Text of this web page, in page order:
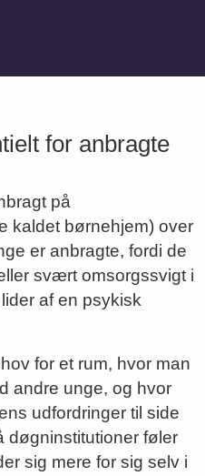
for anbragte
på
kaldet børnehjem) over
er anbragte, fordi de
svært omsorgssvigt i
af en psykisk
for et rum, hvor man
andre unge, og hvor
udfordringer til side
døgninstitutioner føler
sig mere for sig selv i